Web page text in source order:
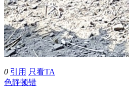
0 引用 只看TA
色静顿错